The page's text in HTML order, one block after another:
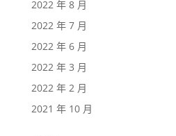
2022 年 8 月
2022 年 7 月
2022 年 6 月
2022 年 3 月
2022 年 2 月
2021 年 10 月